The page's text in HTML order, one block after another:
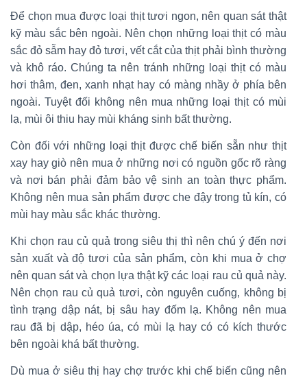
Để chọn mua được loại thịt tươi ngon, nên quan sát thật
kỹ màu sắc bên ngoài. Nên chọn những loại thịt có màu
sắc đỏ sẫm hay đỏ tươi, vết cắt của thịt phải bình thường
và khô ráo. Chúng ta nên tránh những loại thịt có màu
hơi thâm, đen, xanh nhạt hay có màng nhầy ở phía bên
ngoài. Tuyệt đối không nên mua những loại thịt có mùi
lạ, mùi ôi thiu hay mùi kháng sinh bất thường.
Còn đối với những loại thịt được chế biến sẵn như thịt
xay hay giò nên mua ở những nơi có nguồn gốc rõ ràng
và nơi bán phải đảm bảo vệ sinh an toàn thực phẩm.
Không nên mua sản phẩm được che đậy trong tủ kín, có
mùi hay màu sắc khác thường.
Khi chọn rau củ quả trong siêu thị thì nên chú ý đến nơi
sản xuất và độ tươi của sản phẩm, còn khi mua ở chợ
nên quan sát và chọn lựa thật kỹ các loại rau củ quả này.
Nên chọn rau củ quả tươi, còn nguyên cuống, không bị
tình trạng dập nát, bị sâu hay đốm lạ. Không nên mua
rau đã bị dập, héo úa, có mùi lạ hay có có kích thước
bên ngoài khá bất thường.
Dù mua ở siêu thị hay chợ trước khi chế biến cũng nên